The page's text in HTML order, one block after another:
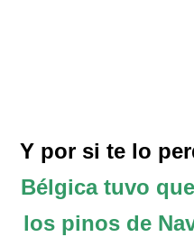
Y por si te lo
Bélgica tuvo
los pinos de